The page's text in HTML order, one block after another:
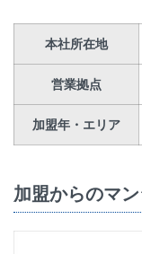
本社所在地
営業拠点
加盟年・エリア
加盟からのマ